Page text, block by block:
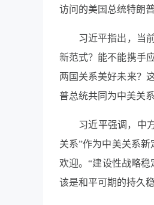
访问的美国总统特朗
习近平指出，当
新范式？能不能携手
两国关系美好未来？
普总统共同为中美关
习近平强调，中
关系”作为中美关系
欢迎。“建设性战略
该是和平可期的持久